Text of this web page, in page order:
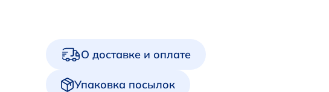
О доставке и оплате
Упаковка посылок